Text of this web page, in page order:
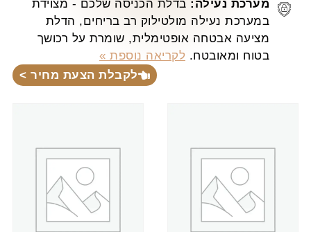
מערכת נעילה: בדלת הכניסה שלכם - מצוידת
במערכת נעילה מולטילוק רב בריחים, הדלת
מציעה אבטחה אופטימלית, שומרת על רכושך
בטוח ומאובטח. לקריאה נוספת »
לקבלת הצעת מחיר >